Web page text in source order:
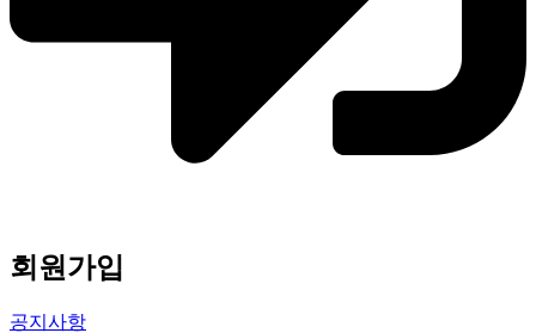
회원가입
공지사항